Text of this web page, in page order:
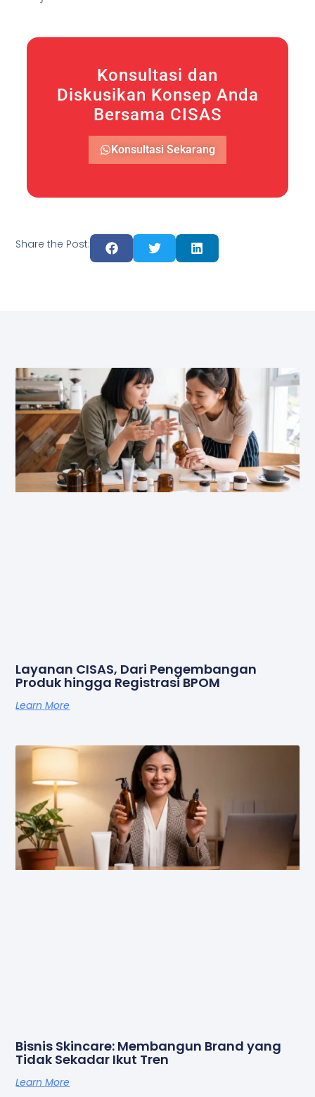
Konsultasi dan
Diskusikan Konsep Anda
Bersama CISAS
Konsultasi Sekarang
Share the Post:
Layanan CISAS, Dari Pengembangan
Produk hingga Registrasi BPOM
Learn More
Bisnis Skincare: Membangun Brand yang
Tidak Sekadar Ikut Tren
Learn More